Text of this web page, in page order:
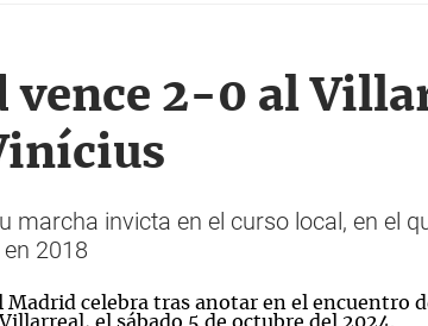
vence 2-0 al
marcha invicta en el curso local, en el
2018